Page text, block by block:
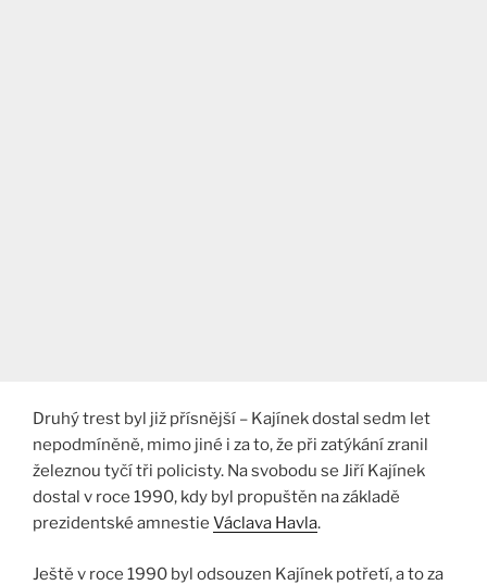
Druhý trest byl již přísnější – Kajínek dostal sedm let
nepodmíněně, mimo jiné i za to, že při zatýkání zranil
železnou tyčí tři policisty. Na svobodu se Jiří Kajínek
dostal v roce 1990, kdy byl propuštěn na základě
prezidentské amnestie Václava Havla.
Ještě v roce 1990 byl odsouzen Kajínek potřetí, a to za